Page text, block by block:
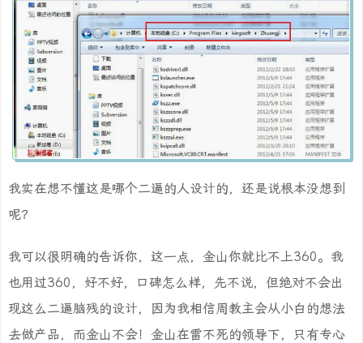
我实在想不懂这是哪个二逼的人设计的，还是说根本没想到
呢？
我可以很明确的告诉你，这一点，金山你就比不上360。我
也用过360，好不好，口碑怎么样，先不说，但绝对不会出
现这么二逼脑残的设计，因为我相信周教主会从小白的想法
去做产品，而金山不会！金山在雷不死的领导下，只有专心